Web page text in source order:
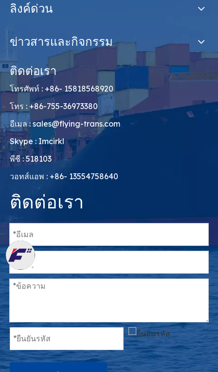
ลิงค์ด่วน
ข่าวสารและกิจกรรม
ติดต่อเรา
โทรศัพท์ : +86- 15818568920
โทร : +86-755-36973380
อีเมล :sales@flying-trans.com
Skype : Imcirkl
พีซี : 518103
วอทส์แอพ : +86- 13554758640
ติดต่อเรา